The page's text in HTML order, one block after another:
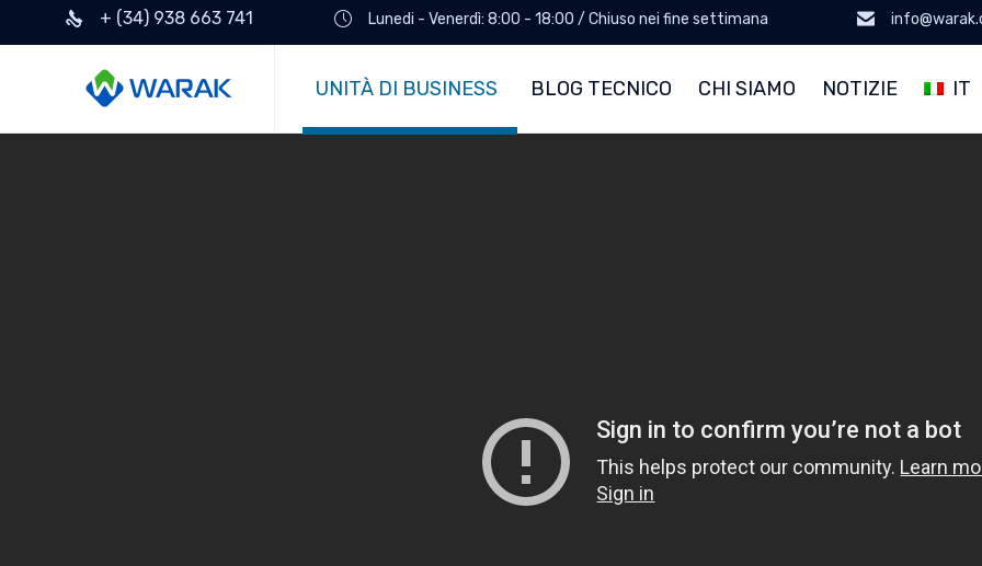
+ (34) 938 663 741 Lunedi - Venerdì: 8:00 - 18:00 / Chiuso nei fine settimana
UNITÀ DI BUSINESS BLOG TECNICO CHI SIAMO NOTIZIE IT